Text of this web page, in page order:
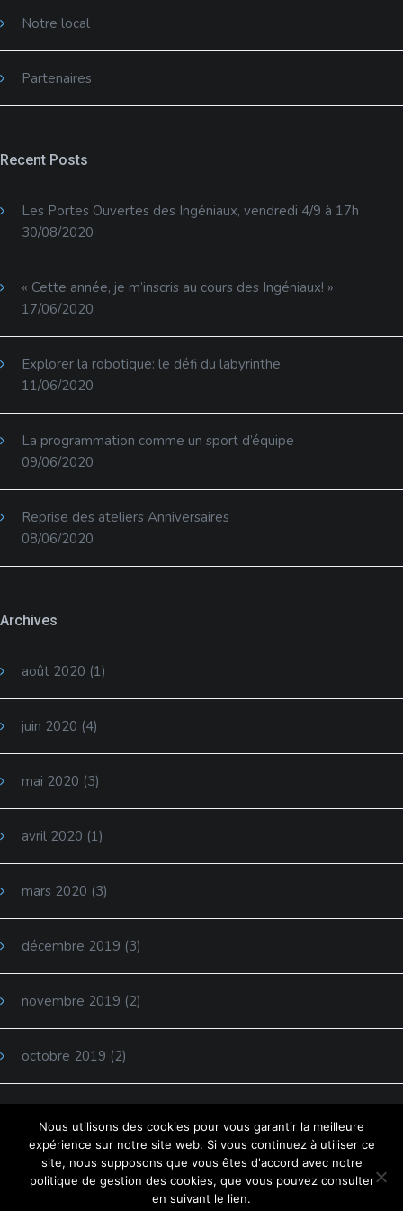
Notre local
Partenaires
Recent Posts
Les Portes Ouvertes des Ingéniaux, vendredi 4/9 à 17h
30/08/2020
« Cette année, je m’inscris au cours des Ingéniaux! »
17/06/2020
Explorer la robotique: le défi du labyrinthe
11/06/2020
La programmation comme un sport d’équipe
09/06/2020
Reprise des ateliers Anniversaires
08/06/2020
Archives
août 2020 (1)
juin 2020 (4)
mai 2020 (3)
avril 2020 (1)
mars 2020 (3)
décembre 2019 (3)
novembre 2019 (2)
octobre 2019 (2)
juin 2019(1)
Nous utilisons des cookies pour vous garantir la meilleure
expérience sur notre site web. Si vous continuez à utiliser ce
site, nous supposons que vous êtes d'accord avec notre
politique de gestion des cookies, que vous pouvez consulter
en suivant le lien.